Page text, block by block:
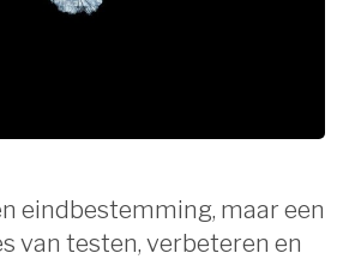
eindbestemming, maar een
van testen, verbeteren en